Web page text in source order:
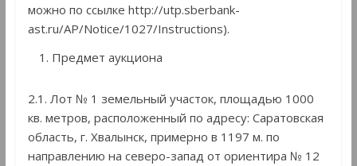
можно по ссылке http://utp.sberbank-
ast.ru/AP/Notice/1027/Instructions).
Предмет аукциона
2.1. Лот № 1 земельный участок, площадью 1000
кв. метров, расположенный по адресу: Саратовская
область, г. Хвалынск, примерно в 1197 м. по
направлению на северо-запад от ориентира № 12